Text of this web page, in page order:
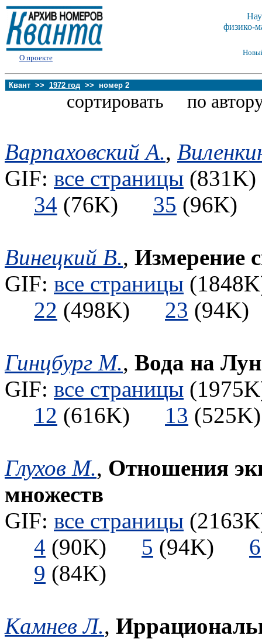
О проекте
физико-
Квант >> 1972 год >> номер 2
сортировать по
Варпаховский А.,
GIF: все страницы
34 (76K) 35
Винецкий В., Измерение
GIF: все страницы
22 (498K) 23
Гинцбург М., Вода на
GIF: все страницы
12 (616K) 13
Глухов М., Отношения
множеств
GIF: все страницы
4 (90K) 5 (94K) 6
9 (84K)
Камнев Л.,